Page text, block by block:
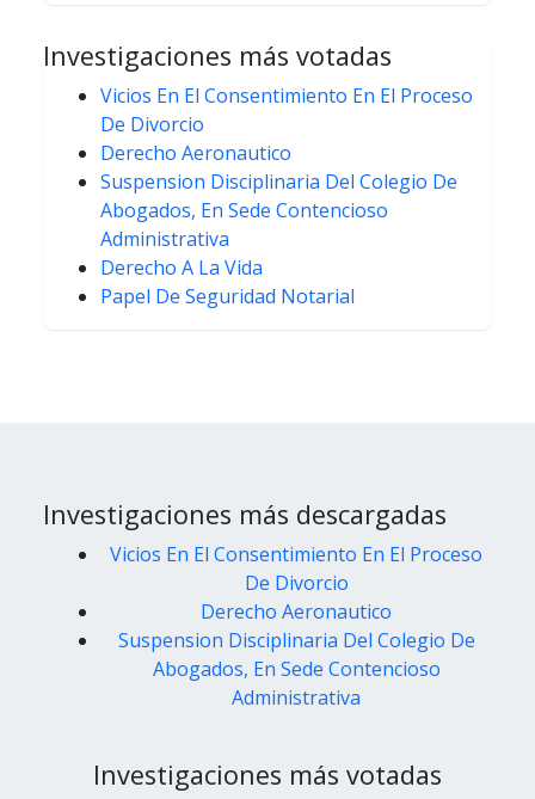
Investigaciones más votadas
Vicios En El Consentimiento En El Proceso
De Divorcio
Derecho Aeronautico
Suspension Disciplinaria Del Colegio De
Abogados, En Sede Contencioso
Administrativa
Derecho A La Vida
Papel De Seguridad Notarial
Investigaciones más descargadas
Vicios En El Consentimiento En El Proceso
De Divorcio
Derecho Aeronautico
Suspension Disciplinaria Del Colegio De
Abogados, En Sede Contencioso
Administrativa
Investigaciones más votadas